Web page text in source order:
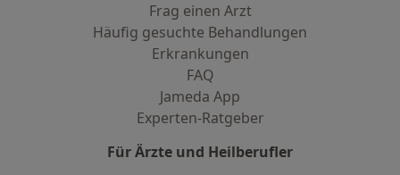
Frag einen Arzt
Häufig gesuchte Behandlungen
Erkrankungen
FAQ
Jameda App
Experten-Ratgeber
Für Ärzte und Heilberufler